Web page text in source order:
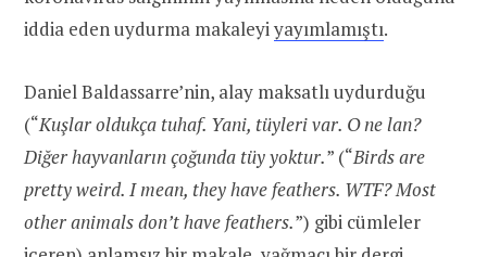
iddia eden uydurma makaleyiyayımlamıştı.
Daniel Baldassarre’nin, alay maksatlı uydurduğu
(“Kuşlar oldukça tuhaf. Yani, tüyleri var. O ne lan?
Diğer hayvanların çoğunda tüy yoktur.” (“Birds are
pretty weird. I mean, they have feathers. WTF? Most
other animals don’t have feathers.”) gibi cümleler